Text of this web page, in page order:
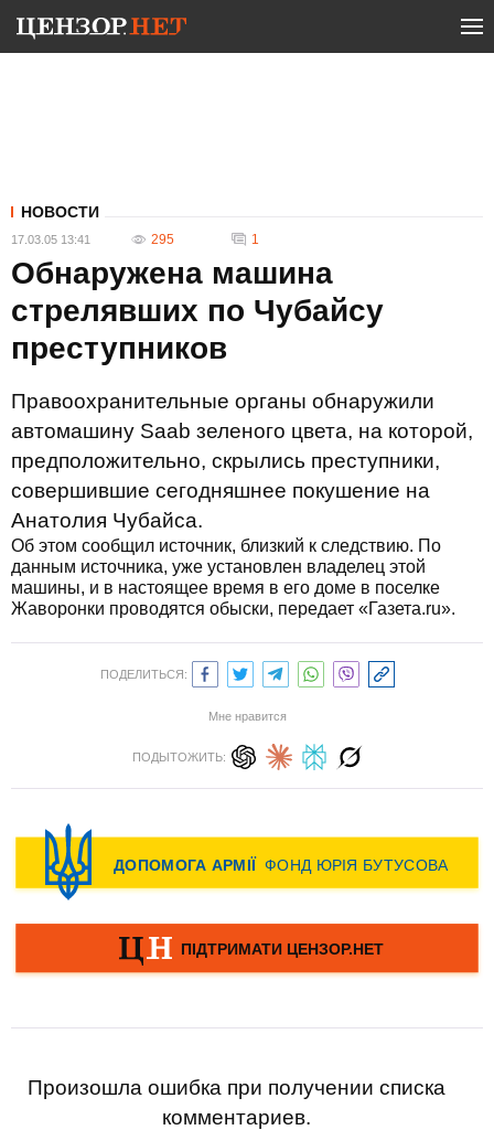
НОВОСТИ
17.03.05 13:41 295 1
Обнаружена машина
стрелявших по Чубайсу
преступников
Правоохранительные органы обнаружили
автомашину Saab зеленого цвета, на которой,
предположительно, скрылись преступники,
совершившие сегодняшнее покушение на
Анатолия Чубайса.
Об этом сообщил источник, близкий к следствию. По
данным источника, уже установлен владелец этой
машины, и в настоящее время в его доме в поселке
Жаворонки проводятся обыски, передает «Газета.ru».
ПОДЕЛИТЬСЯ:
Мне нравится
ПОДЫТОЖИТЬ:
Произошла ошибка при получении списка
комментариев.